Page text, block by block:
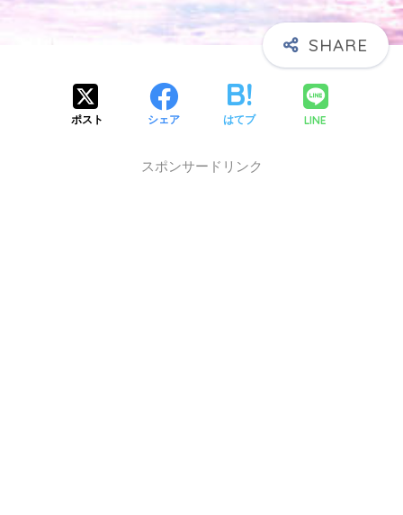
ポスト シェア はてブ LINE
スポンサードリンク